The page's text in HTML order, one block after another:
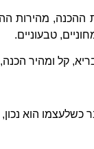
ההכנה, מהירות
טבעוניים.
קל ומהיר
הוא